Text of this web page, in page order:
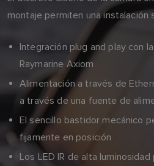
montaje permiten una instalación
Integración plug and play con
Raymarine Axiom
Alimentación a través de
a través de una fuente de
El sencillo bastidor mecánico
fijamente en posición
Los LED IR de alta